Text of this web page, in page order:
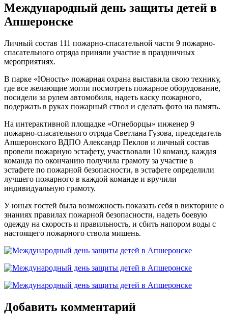
Международный день защиты детей в
Апшеронске
Личный состав 111 пожарно-спасательной части 9 пожарно-
спасательного отряда приняли участие в праздничных
мероприятиях.
В парке «Юность» пожарная охрана выставила свою технику,
где все желающие могли посмотреть пожарное оборудование,
посидели за рулем автомобиля, надеть каску пожарного,
подержать в руках пожарный ствол и сделать фото на память.
На интерактивной площадке «Огнеборцы» инженер 9
пожарно-спасательного отряда Светлана Гузова, председатель
Апшеронского ВДПО Александр Пеклов и личный состав
провели пожарную эстафету, участвовали 10 команд, каждая
команда по окончанию получила грамоту за участие в
эстафете по пожарной безопасности, в эстафете определили
лучшего пожарного в каждой команде и вручили
индивидуальную грамоту.
У юных гостей была возможность показать себя в викторине о
знаниях правилах пожарной безопасности, надеть боевую
одежду на скорость и правильность, и сбить напором воды с
настоящего пожарного ствола мишень.
Добавить комментарий